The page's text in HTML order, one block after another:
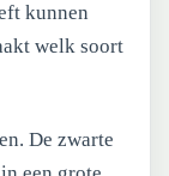
kunnen
welk soort
De zwarte